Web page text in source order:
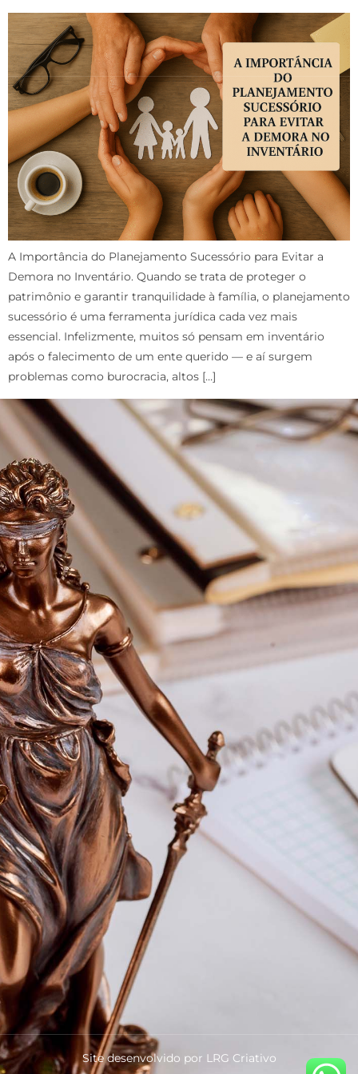
A Importância do Planejamento Sucessório para Evitar a
Demora no Inventário. Quando se trata de proteger o
patrimônio e garantir tranquilidade à família, o planejamento
sucessório é uma ferramenta jurídica cada vez mais
essencial. Infelizmente, muitos só pensam em inventário
após o falecimento de um ente querido — e aí surgem
problemas como burocracia, altos […]
Site desenvolvido por LRG Criativo